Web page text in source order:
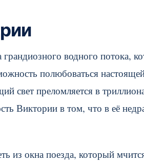
водного потока,
полюбоваться
свет преломляется в
Виктории в том, что в её
из окна поезда, который